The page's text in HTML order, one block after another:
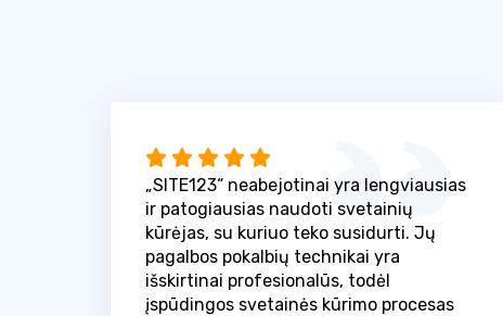
„SITE123“ neabejotinai yra lengviausias
ir patogiausias naudoti svetainių
kūrėjas, su kuriuo teko susidurti. Jų
pagalbos pokalbių technikai yra
išskirtinai profesionalūs, todėl
įspūdingos svetainės kūrimo procesas